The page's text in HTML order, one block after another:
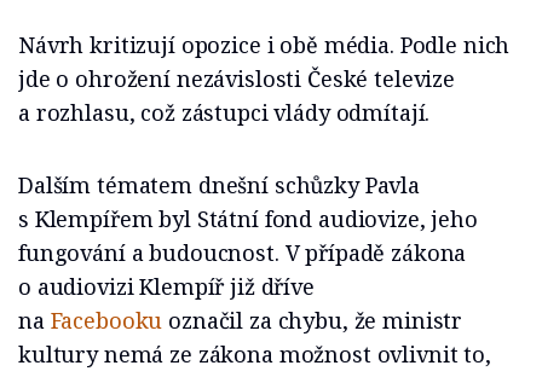
Návrh kritizují opozice i obě média. Podle nich
jde o ohrožení nezávislosti České televize
a rozhlasu, což zástupci vlády odmítají.
Dalším tématem dnešní schůzky Pavla
s Klempířem byl Státní fond audiovize, jeho
fungování a budoucnost. V případě zákona
o audiovizi Klempíř již dříve
na Facebooku označil za chybu, že ministr
kultury nemá ze zákona možnost ovlivnit to,